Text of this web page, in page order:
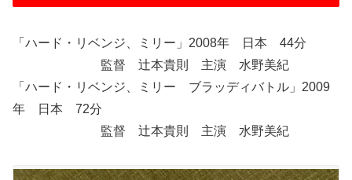
「ハード・リベンジ、ミリー」2008年 日本 44分
監督 辻本貴則 主演 水野美紀
「ハード・リベンジ、ミリー ブラッディバトル」2009
年 日本 72分
監督 辻本貴則 主演 水野美紀